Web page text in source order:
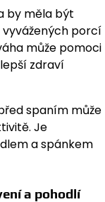
by měla být
vyvážených porcí
může pomoci
zdraví
spaním může
Je
a spánkem
a pohodlí